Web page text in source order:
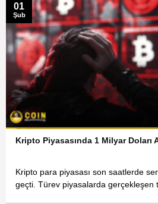
Kripto Piyasasında 1 Milyar Doları
Kripto para piyasası son saatlerde
geçti. Türev piyasalarda gerçekleşen
01
Şub